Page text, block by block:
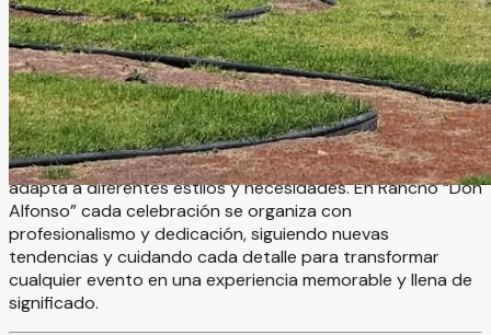
Rancho “Don Alfonso” es un elegante espacio para
eventos que combina excelente servicio, calidad y una
gran atención a los detalles para crear celebraciones
verdaderamente inolvidables. Este exclusivo recinto es
ideal para bodas, XV años, aniversarios, graduaciones,
reuniones empresariales y eventos sociales especiales,
ofreciendo un ambiente cómodo y sofisticado que se
adapta a diferentes estilos y necesidades. En Rancho “Don
Alfonso” cada celebración se organiza con
profesionalismo y dedicación, siguiendo nuevas
tendencias y cuidando cada detalle para transformar
cualquier evento en una experiencia memorable y llena de
significado.